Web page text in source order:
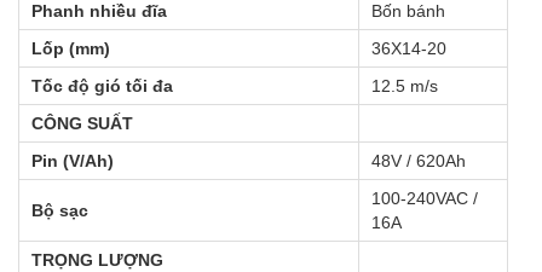
Phanh nhiều đĩa
Bốn bánh
Lốp (mm)
36X14-20
Tốc độ gió tối đa
12.5 m/s
CÔNG SUẤT
Pin (V/Ah)
48V / 620Ah
Bộ sạc
100-240VAC /
16A
TRỌNG LƯỢNG